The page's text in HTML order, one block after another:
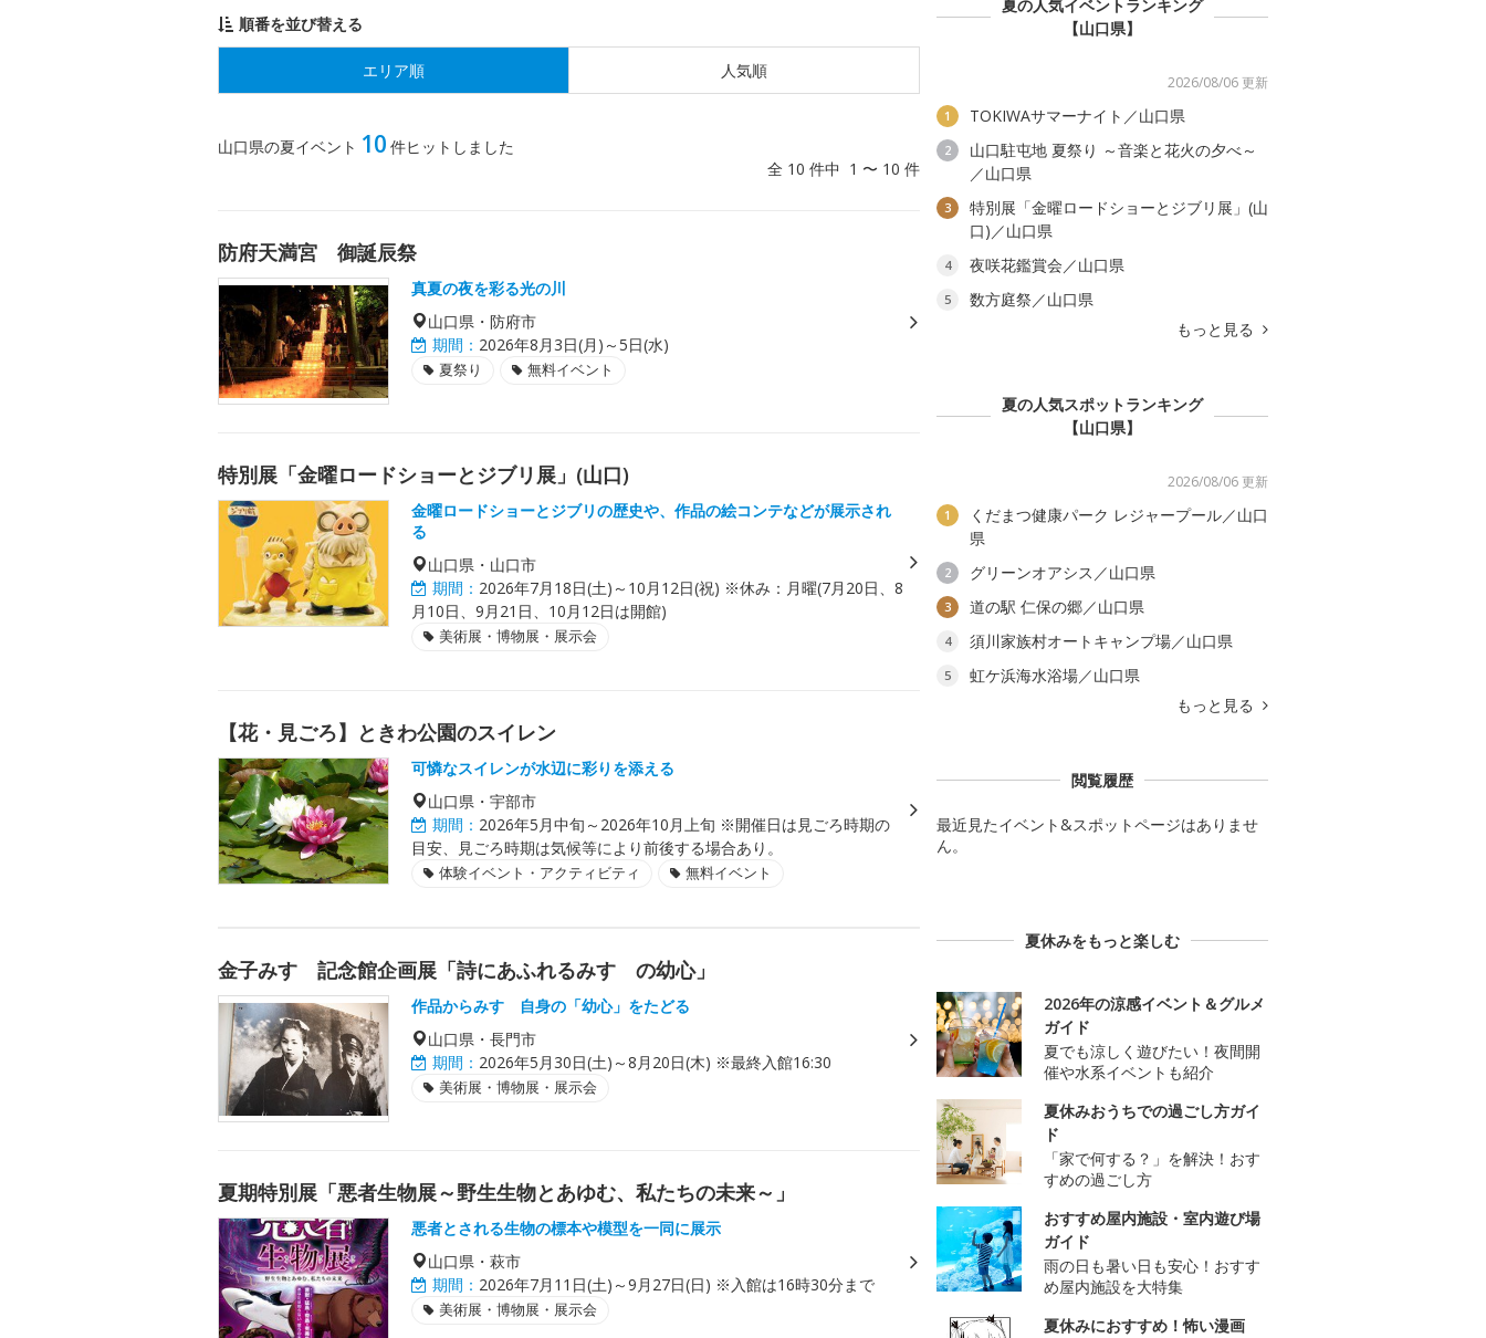
順番を並び替える
エリア順 人気順
山口県の夏イベント 10 件ヒットしました
全 10 件中 1 〜 10 件
防府天満宮 御誕辰祭
真夏の夜を彩る光の川
山口県・防府市
期間： 2026年8月3日(月)～5日(水)
夏祭り 無料イベント
特別展「金曜ロードショーとジブリ展」(山口)
金曜ロードショーとジブリの歴史や、作品の絵コンテなどが展示され
る
山口県・山口市
期間： 2026年7月18日(土)～10月12日(祝) ※休み：月曜(7月20日、8
月10日、9月21日、10月12日は開館)
美術展・博物展・展示会
【花・見ごろ】ときわ公園のスイレン
可憐なスイレンが水辺に彩りを添える
山口県・宇部市
期間： 2026年5月中旬～2026年10月上旬 ※開催日は見ごろ時期の
目安、見ごろ時期は気候等により前後する場合あり。
体験イベント・アクティビティ 無料イベント
金子みすゞ記念館企画展「詩にあふれるみすゞの幼心」
作品からみすゞ自身の「幼心」をたどる
山口県・長門市
期間： 2026年5月30日(土)～8月20日(木) ※最終入館16:30
美術展・博物展・展示会
夏期特別展「悪者生物展～野生生物とあゆむ、私たちの未来～」
悪者とされる生物の標本や模型を一同に展示
山口県・萩市
期間： 2026年7月11日(土)～9月27日(日) ※入館は16時30分まで
美術展・博物展・展示会
夏の人気イベントランキング
【山口県】
2026/08/06 更新
1 TOKIWAサマーナイト／山口県
2
山口駐屯地 夏祭り ～音楽と花火の夕べ～
／山口県
3
特別展「金曜ロードショーとジブリ展」(山
口)／山口県
4 夜咲花鑑賞会／山口県
5
数方庭祭／山口県
もっと見る
夏の人気スポットランキング
【山口県】
2026/08/06 更新
1
くだまつ健康パーク レジャープール／山口
県
2 グリーンオアシス／山口県
3 道の駅 仁保の郷／山口県
4 須川家族村オートキャンプ場／山口県
5
虹ケ浜海水浴場／山口県
もっと見る
閲覧履歴
最近見たイベント&スポットページはありませ
ん。
夏休みをもっと楽しむ
2026年の涼感イベント＆グルメ
ガイド
夏でも涼しく遊びたい！夜間開
催や水系イベントも紹介
夏休みおうちでの過ごし方ガイ
ド
「家で何する？」を解決！おす
すめの過ごし方
おすすめ屋内施設・室内遊び場
ガイド
雨の日も暑い日も安心！おすす
め屋内施設を大特集
夏休みにおすすめ！怖い漫画